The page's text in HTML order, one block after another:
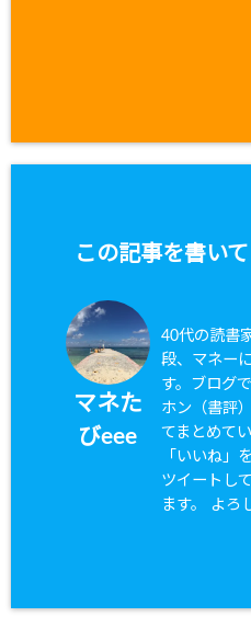
この記事を書い
マネた
びeee
40代の読書
段、マネー
す。ブログ
ホン（書評
てまとめて
「いいね」
ツイートし
ます。 よろ